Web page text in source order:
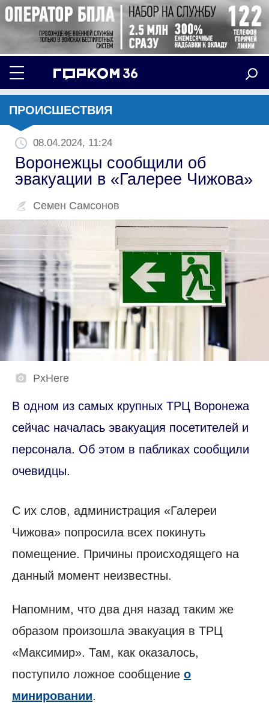
ПРОИСШЕСТВИЯ
08.04.2024, 11:24
Воронежцы сообщили об
эвакуации в «Галерее Чижова»
Семен Самсонов
PxHere
В одном из самых крупных ТРЦ Воронежа
сейчас началась эвакуация посетителей и
персонала. Об этом в пабликах сообщили
очевидцы.
С их слов, администрация «Галереи
Чижова» попросила всех покинуть
помещение. Причины происходящего на
данный момент неизвестны.
Напомним, что два дня назад таким же
образом произошла эвакуация в ТРЦ
«Максимир». Там, как оказалось,
поступило ложное сообщение о
минировании.